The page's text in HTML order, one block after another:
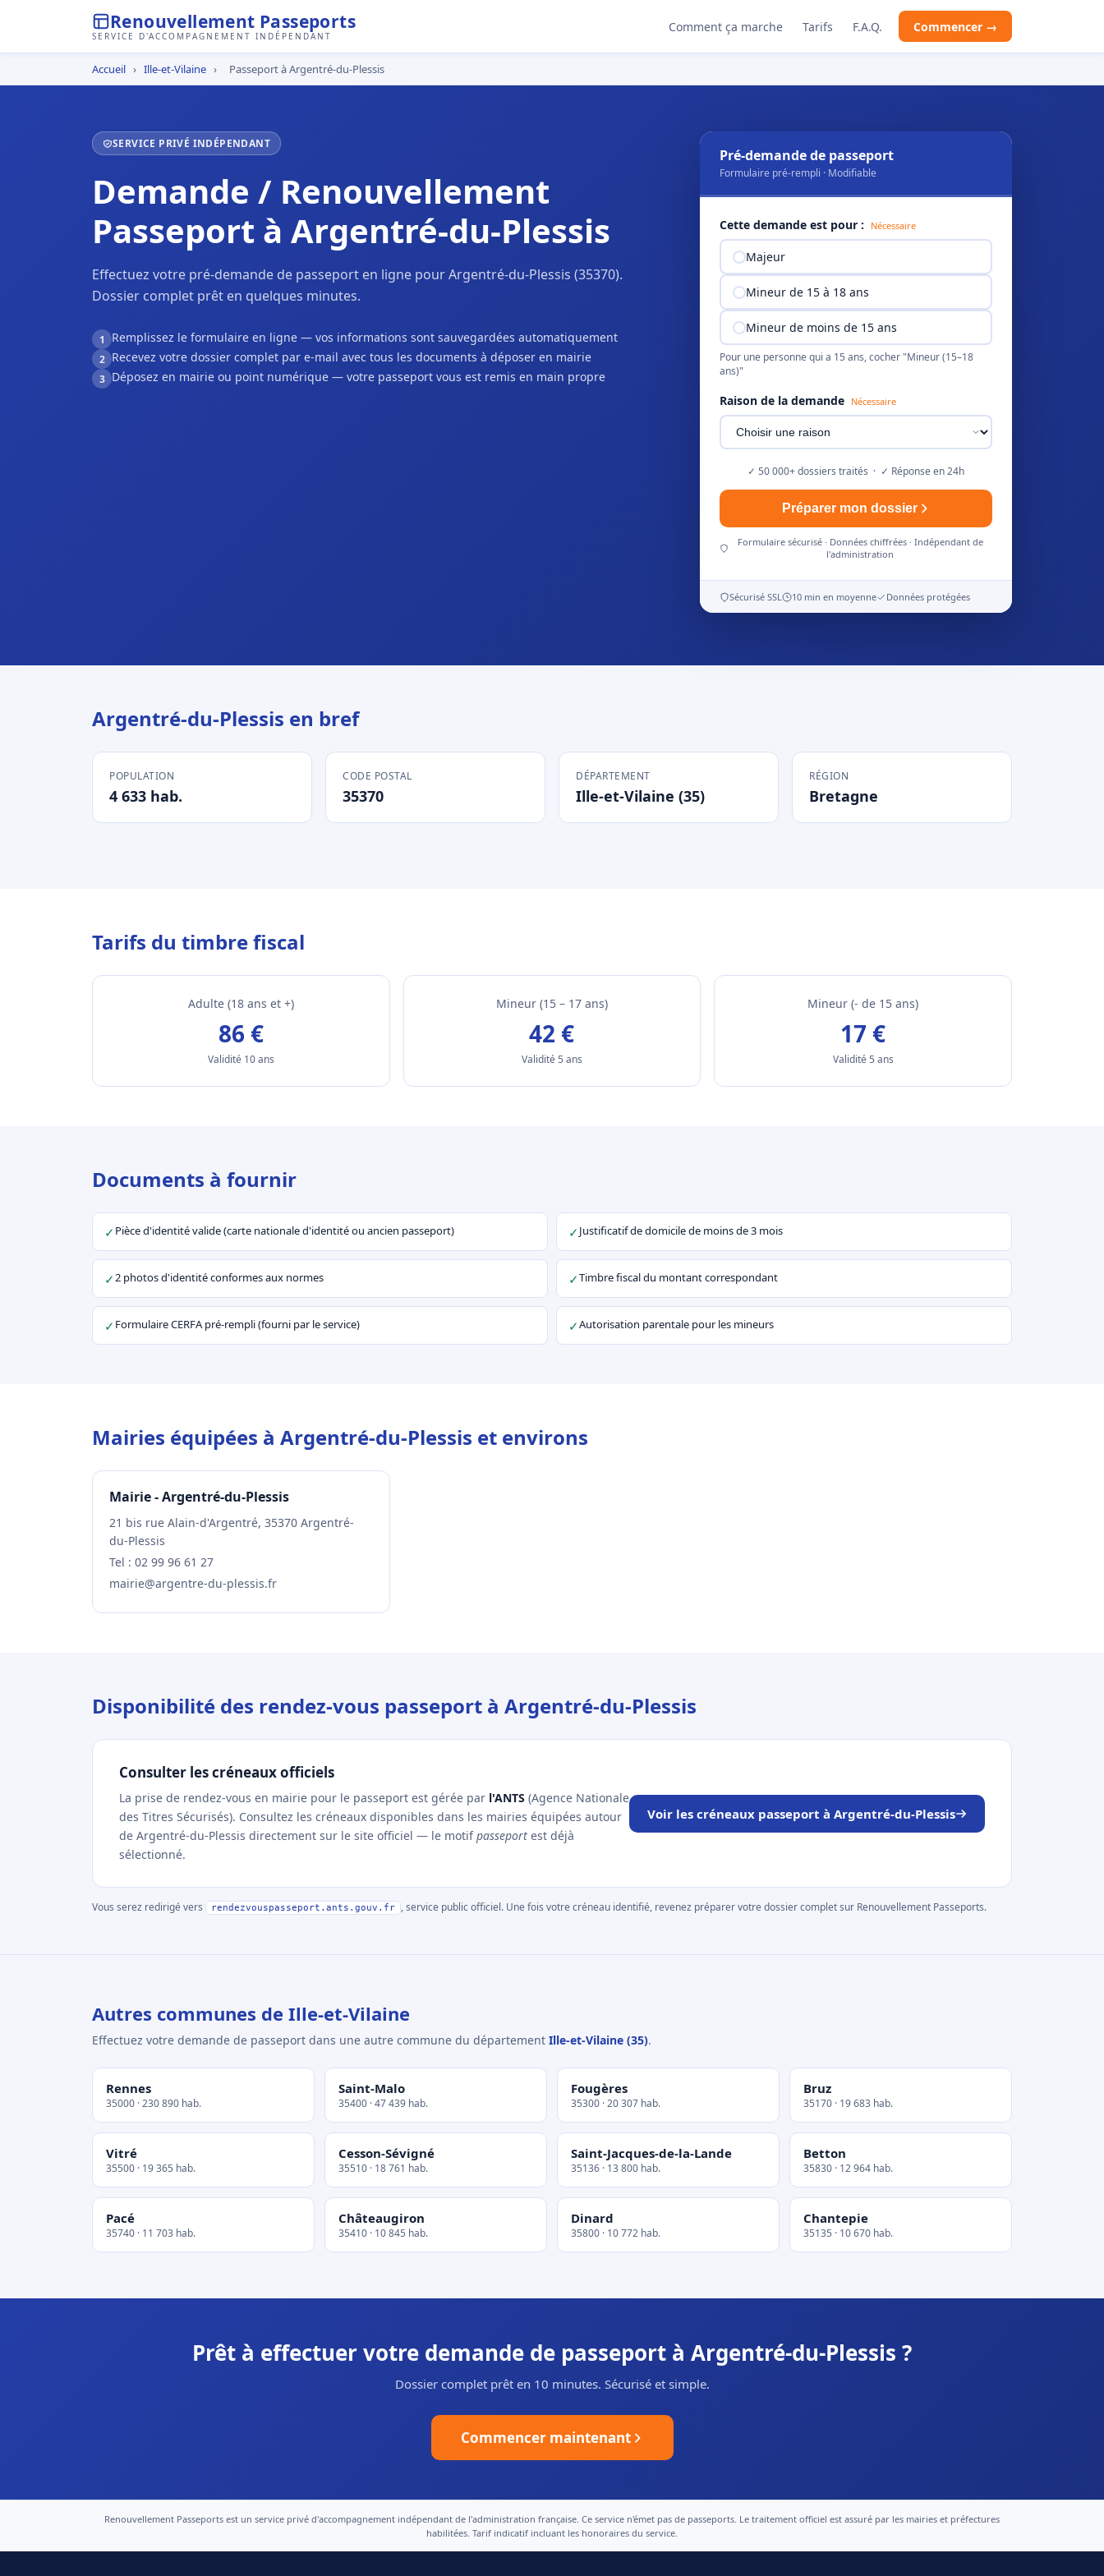
Renouvellement Passeports
SERVICE D'ACCOMPAGNEMENT INDÉPENDANT
Comment ça marche Tarifs F.A.Q. Commencer →
Accueil › Ille-et-Vilaine › Passeport à Argentré-du-Plessis
SERVICE PRIVÉ INDÉPENDANT
Demande / Renouvellement
Passeport à Argentré-du-Plessis
Effectuez votre pré-demande de passeport en ligne pour Argentré-du-Plessis (35370).
Dossier complet prêt en quelques minutes.
1 Remplissez le formulaire en ligne — vos informations sont sauvegardées automatiquement
2 Recevez votre dossier complet par e-mail avec tous les documents à déposer en mairie
3 Déposez en mairie ou point numérique — votre passeport vous est remis en main propre
Pré-demande de passeport
Formulaire pré-rempli · Modifiable
Cette demande est pour : Nécessaire
Majeur
Mineur de 15 à 18 ans
Mineur de moins de 15 ans
Pour une personne qui a 15 ans, cocher "Mineur (15–18
ans)"
Raison de la demande Nécessaire
✓ 50 000+ dossiers traités · ✓ Réponse en 24h
Préparer mon dossier
Formulaire sécurisé · Données chiffrées · Indépendant de
l'administration
Sécurisé SSL 10 min en moyenne Données protégées
Argentré-du-Plessis en bref
POPULATION
4 633 hab.
CODE POSTAL
35370
DÉPARTEMENT
Ille-et-Vilaine (35)
RÉGION
Bretagne
Tarifs du timbre fiscal
Adulte (18 ans et +)
86 €
Validité 10 ans
Mineur (15 – 17 ans)
42 €
Validité 5 ans
Mineur (- de 15 ans)
17 €
Validité 5 ans
Documents à fournir
✓ Pièce d'identité valide (carte nationale d'identité ou ancien passeport) ✓Justificatif de domicile de moins de 3 mois
✓2 photos d'identité conformes aux normes ✓Timbre fiscal du montant correspondant
✓ Formulaire CERFA pré-rempli (fourni par le service) ✓Autorisation parentale pour les mineurs
Mairies équipées à Argentré-du-Plessis et environs
Mairie - Argentré-du-Plessis
21 bis rue Alain-d'Argentré, 35370 Argentré-
du-Plessis
Tel : 02 99 96 61 27
mairie@argentre-du-plessis.fr
Disponibilité des rendez-vous passeport à Argentré-du-Plessis
Consulter les créneaux officiels
La prise de rendez-vous en mairie pour le passeport est gérée par l'ANTS (Agence Nationale
des Titres Sécurisés). Consultez les créneaux disponibles dans les mairies équipées autour
de Argentré-du-Plessis directement sur le site officiel — le motifpasseport est déjà
sélectionné.
Voir les créneaux passeport à Argentré-du-Plessis
Vous serez redirigé vers rendezvouspasseport.ants.gouv.fr , service public officiel. Une fois votre créneau identifié, revenez préparer votre dossier complet sur Renouvellement Passeports.
Autres communes de Ille-et-Vilaine
Effectuez votre demande de passeport dans une autre commune du département Ille-et-Vilaine (35).
Rennes
35000 · 230 890 hab.
Saint-Malo
35400 · 47 439 hab.
Fougères
35300 · 20 307 hab.
Bruz
35170 · 19 683 hab.
Vitré
35500 · 19 365 hab.
Cesson-Sévigné
35510 · 18 761 hab.
Saint-Jacques-de-la-Lande
35136 · 13 800 hab.
Betton
35830 · 12 964 hab.
Pacé
35740 · 11 703 hab.
Châteaugiron
35410 · 10 845 hab.
Dinard
35800 · 10 772 hab.
Chantepie
35135 · 10 670 hab.
Prêt à effectuer votre demande de passeport à Argentré-du-Plessis ?
Dossier complet prêt en 10 minutes. Sécurisé et simple.
Commencer maintenant
Renouvellement Passeports est un service privé d'accompagnement indépendant de l'administration française. Ce service n'émet pas de passeports. Le traitement officiel est assuré par les mairies et préfectures
habilitées. Tarif indicatif incluant les honoraires du service.